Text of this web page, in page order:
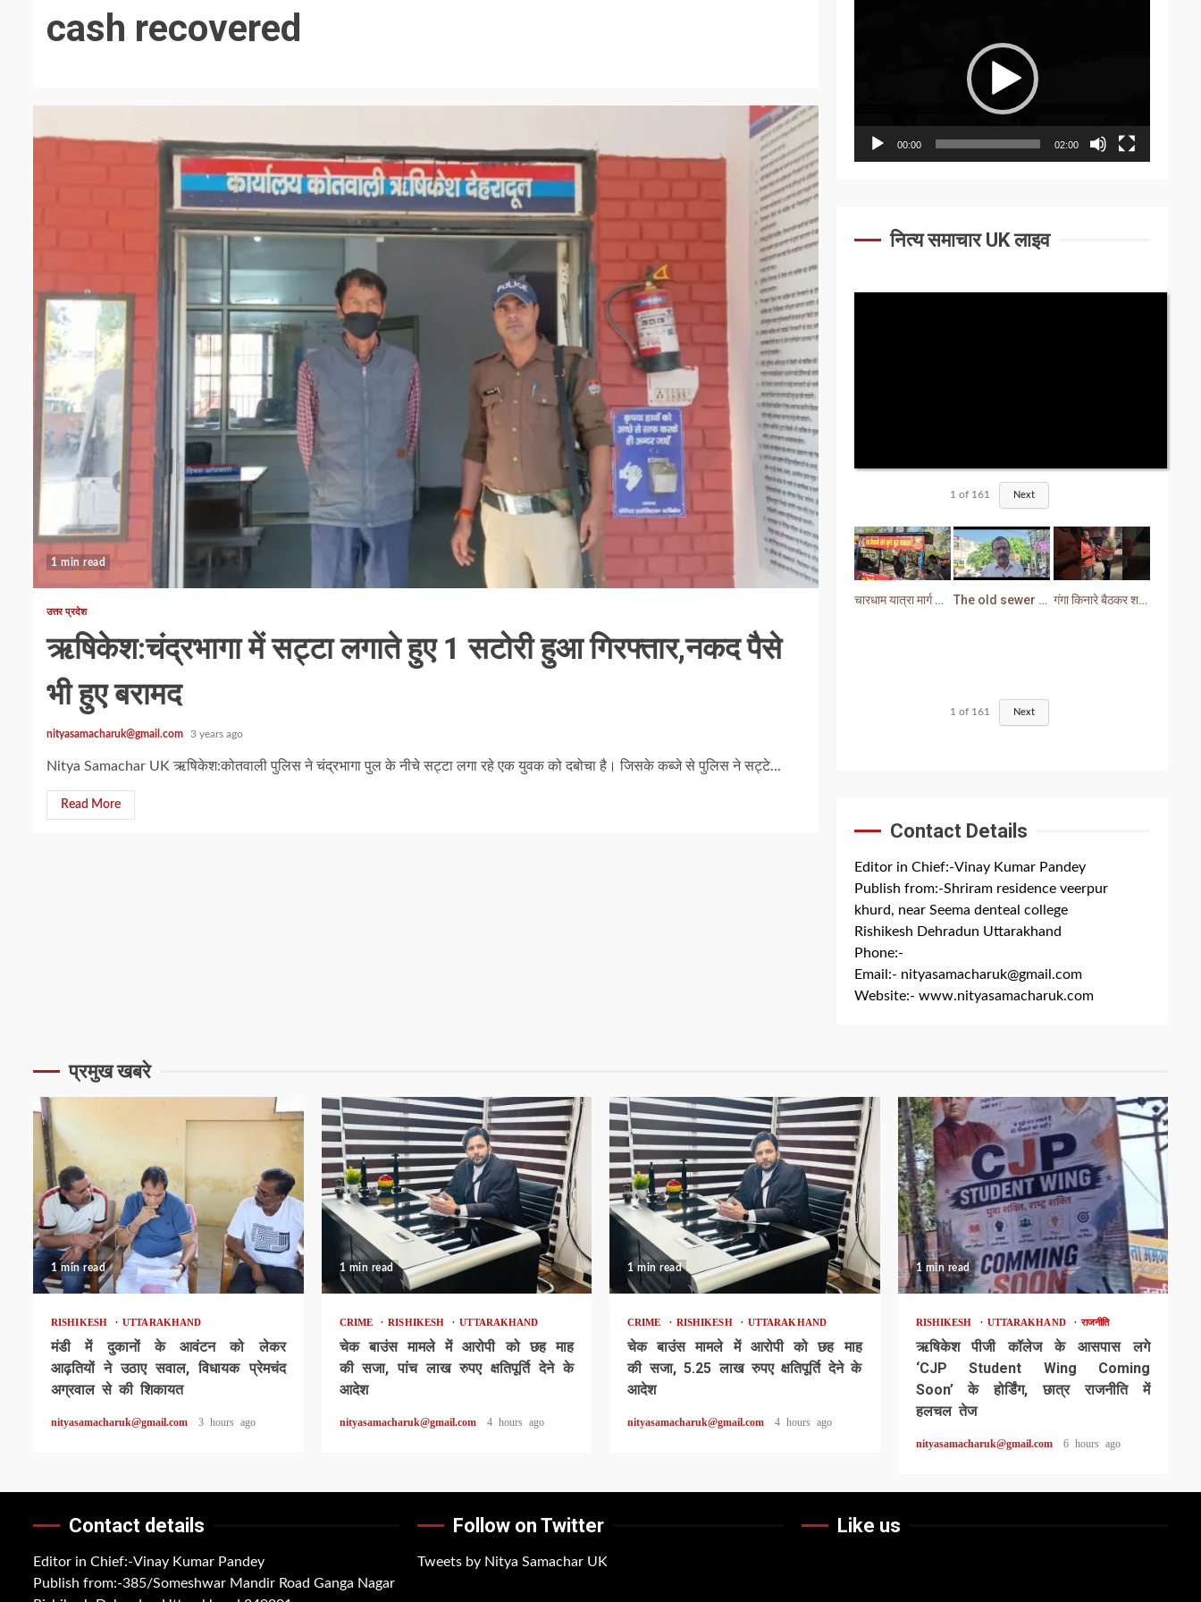
cash recovered
1 min read
उत्तर प्रदेश
ऋषिकेश:चंद्रभागा में सट्टा लगाते हुए 1 सटोरी हुआ गिरफ्तार,नकद पैसे
भी हुए बरामद
nityasamacharuk@gmail.com 3 years ago
Nitya Samachar UK ऋषिकेश:कोतवाली पुलिस ने चंद्रभागा पुल के नीचे सट्टा लगा रहे एक युवक को दबोचा है। जिसके कब्जे से पुलिस ने सट्टे...
Read More
00:00 02:00
नित्य समाचार UK लाइव
1 of 161 Next
चारधाम यात्रा मार्ग से प्रशासन ने हटाया अतिक्रमण The old sewer line has become a problem for the people. Sewer water is entering people's houses. गंगा किनारे बैठकर शराब पीना युवक को पड़ा भारी लोगों ने सिखा दी मर्यादा
1 of 161 Next
Contact Details
Editor in Chief:-Vinay Kumar Pandey
Publish from:-Shriram residence veerpur
khurd, near Seema denteal college
Rishikesh Dehradun Uttarakhand
Phone:-
Email:- nityasamacharuk@gmail.com
Website:- www.nityasamacharuk.com
प्रमुख खबरे
1 min read
RISHIKESH UTTARAKHAND
मंडी में दुकानों के आवंटन को लेकर
आढ़तियों ने उठाए सवाल, विधायक प्रेमचंद
अग्रवाल से की शिकायत
nityasamacharuk@gmail.com 3 hours ago
1 min read
CRIME RISHIKESH UTTARAKHAND
चेक बाउंस मामले में आरोपी को छह माह
की सजा, पांच लाख रुपए क्षतिपूर्ति देने के
आदेश
nityasamacharuk@gmail.com 4 hours ago
1 min read
CRIME RISHIKESH UTTARAKHAND
चेक बाउंस मामले में आरोपी को छह माह
की सजा, 5.25 लाख रुपए क्षतिपूर्ति देने के
आदेश
nityasamacharuk@gmail.com 4 hours ago
1 min read
RISHIKESH UTTARAKHAND राजनीति
ऋषिकेश पीजी कॉलेज के आसपास लगे
‘CJP Student Wing Coming
Soon’ के होर्डिंग, छात्र राजनीति में
हलचल तेज
nityasamacharuk@gmail.com 6 hours ago
Contact details
Editor in Chief:-Vinay Kumar Pandey
Publish from:-385/Someshwar Mandir Road Ganga Nagar
Follow on Twitter
Tweets by Nitya Samachar UK
Like us